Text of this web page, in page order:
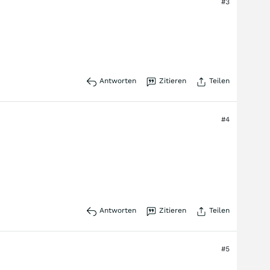
Antworten Zitieren Teilen
#4
Antworten Zitieren Teilen
#5